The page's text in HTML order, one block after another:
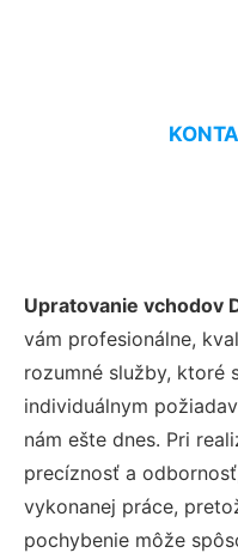
Upratovanie vchodov
vám profesionálne,
rozumné služby, ktoré
individuálnym
nám ešte dnes. Pri
precíznosť a
vykonanej práce,
pochybenie môže